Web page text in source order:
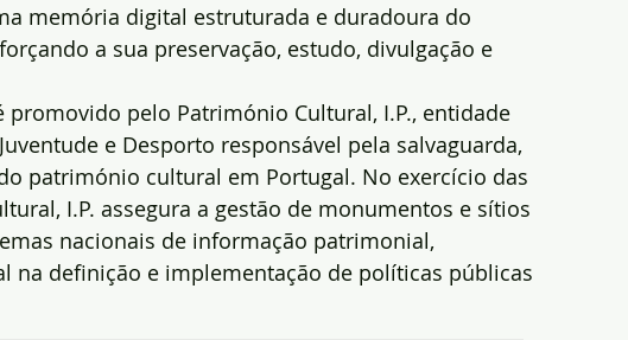
memória digital estruturada e duradoura do
a sua preservação, estudo, divulgação e
promovido pelo Património Cultural, I.P., entidade
e Desporto responsável pela salvaguarda,
património cultural em Portugal. No exercício das
I.P. assegura a gestão de monumentos e sítios
nacionais de informação patrimonial,
na definição e implementação de políticas públicas